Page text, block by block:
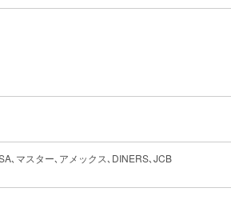
､マスター､アメックス､DINERS､JCB